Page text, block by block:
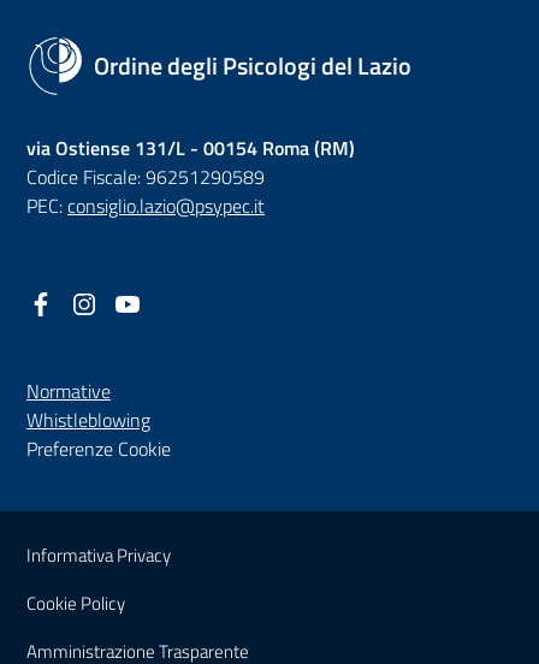
Ordine degli Psicologi del Lazio
via Ostiense 131/L - 00154 Roma (RM)
Codice Fiscale: 96251290589
PEC:consiglio.lazio@psypec.it
Facebook
(nuova scheda - new tab)
Instagram
(nuova scheda - new tab)
Normative
Whistleblowing(nuova scheda - new tab)
Preferenze Cookie
Sezione Link Utili
Informativa Privacy
Cookie Policy
Amministrazione Trasparente